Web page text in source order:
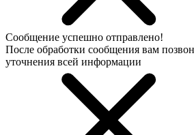
Сообщение успешно отправлено!
После обработки сообщения вам
уточнения всей информации